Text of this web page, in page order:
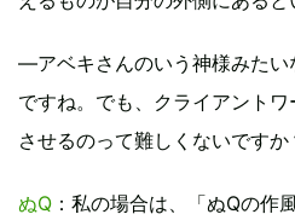
―アベキさんのいう神様みたい
ですね。でも、クライアント
させるのって難しくないですか
ぬQ ：私の場合は、「ぬQの作